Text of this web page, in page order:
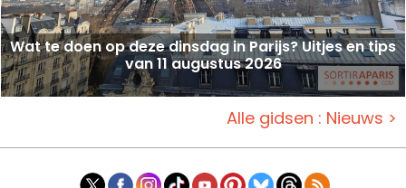
Wat te doen op deze dinsdag in Parijs? Uitjes en tips
van 11 augustus 2026
Alle gidsen : Nieuws >